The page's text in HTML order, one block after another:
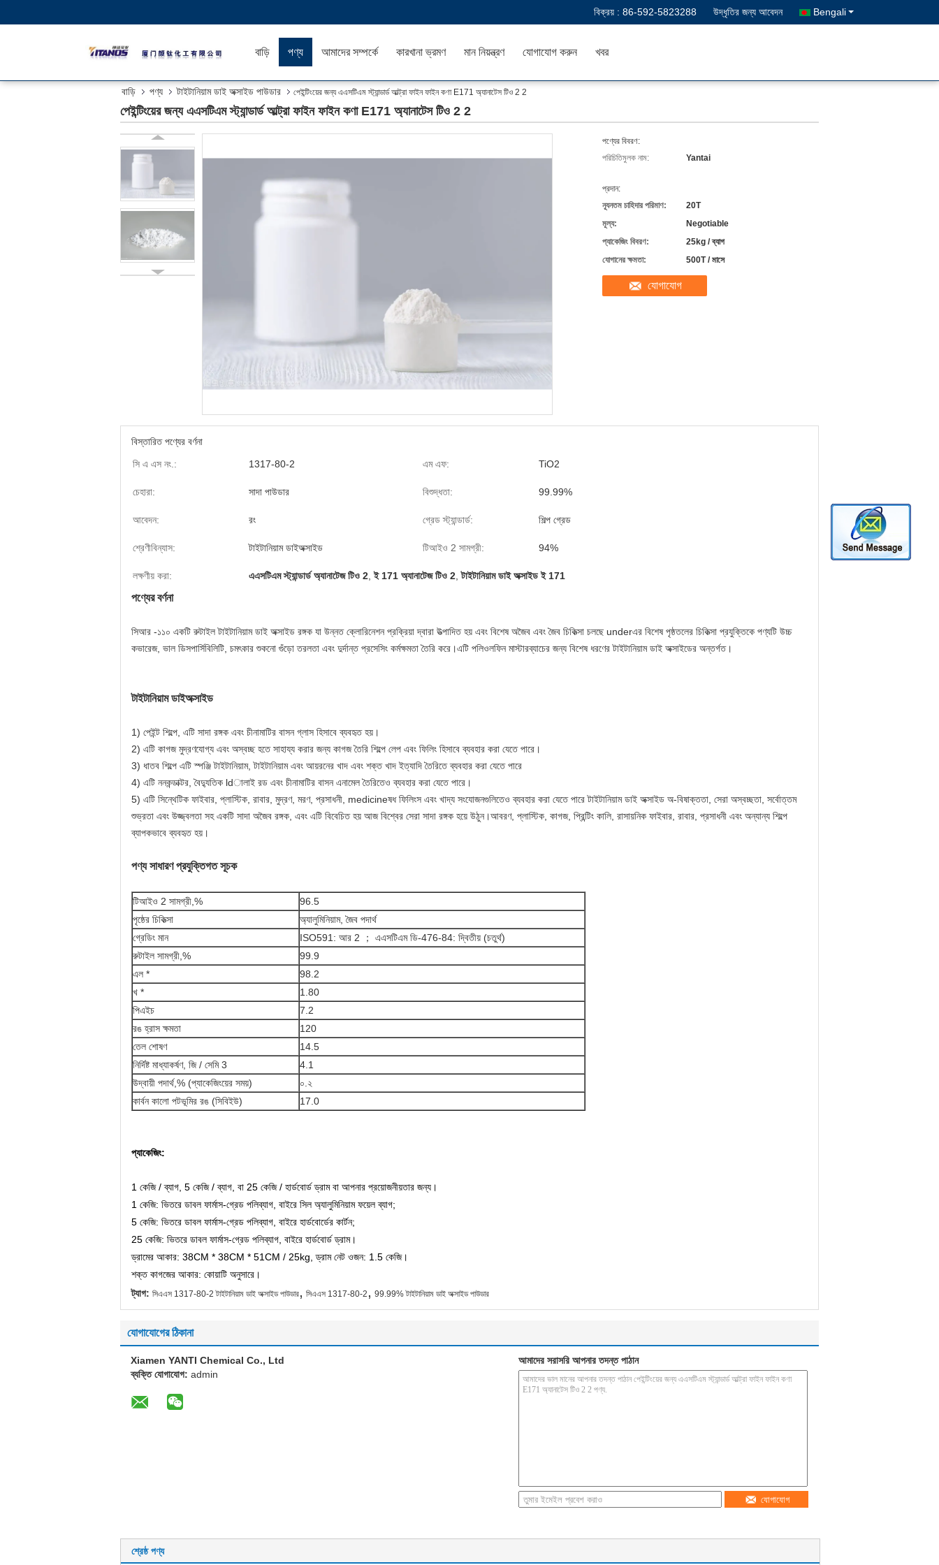
বিক্রয় : 86-592-5823288 উদ্ধৃতির জন্য আবেদন Bengali
বাড়ি পণ্য আমাদের সম্পর্কে কারখানা ভ্রমণ মান নিয়ন্ত্রণ যোগাযোগ করুন খবর
বাড়ি পণ্য টাইটানিয়াম ডাই অক্সাইড পাউডার পেইন্টিংয়ের জন্য এএসটিএম স্ট্যান্ডার্ড আল্ট্রা ফাইন ফাইন কণা E171 অ্যানাটেস টিও 2 2
পেইন্টিংয়ের জন্য এএসটিএম স্ট্যান্ডার্ড আল্ট্রা ফাইন ফাইন কণা E171 অ্যানাটেস টিও 2 2
পণ্যের বিবরণ:
পরিচিতিমুলক নাম:
Yantai
প্রদান:
ন্যূনতম চাহিদার পরিমাণ:
20T
মূল্য:
Negotiable
প্যাকেজিং বিবরণ:
25kg / ব্যাগ
যোগানের ক্ষমতা:
500T / মাসে
যোগাযোগ
বিস্তারিত পণ্যের বর্ণনা
সি এ এস নং.:
1317-80-2 এম এফ: TiO2
চেহারা: সাদা পাউডার বিশুদ্ধতা: 99.99%
আবেদন: রং গ্রেড স্ট্যান্ডার্ড: শিল্প গ্রেড
শ্রেণীবিন্যাস: টাইটানিয়াম ডাইঅক্সাইড টিআইও 2 সামগ্রী: 94%
লক্ষণীয় করা: এএসটিএম স্ট্যান্ডার্ড অ্যানাটেজ টিও 2 ,ই 171 অ্যানাটেজ টিও 2 ,টাইটানিয়াম ডাই অক্সাইড ই 171
পণ্যের বর্ণনা
সিআর -১১০ একটি রুটাইল টাইটানিয়াম ডাই অক্সাইড রঙ্গক যা উন্নত ক্লোরিনেশন প্রক্রিয়া দ্বারা উত্পাদিত হয় এবং বিশেষ অজৈব এবং জৈব চিকিত্সা চলছে underএর বিশেষ পৃষ্ঠতলের চিকিত্সা প্রযুক্তিকে পণ্যটি উচ্চ
কভারেজ, ভাল ডিসপার্সিবিলিটি, চমৎকার শুকনো গুঁড়ো তরলতা এবং দুর্দান্ত প্রসেসিং কর্মক্ষমতা তৈরি করে।এটি পলিওলফিন মাস্টারব্যাচের জন্য বিশেষ ধরণের টাইটানিয়াম ডাই অক্সাইডের অন্তর্গত।
টাইটানিয়াম ডাইঅক্সাইড
1) পেইন্ট শিল্পে, এটি সাদা রঙ্গক এবং চীনামাটির বাসন গ্লাস হিসাবে ব্যবহৃত হয়।
2) এটি কাগজ মুদ্রণযোগ্য এবং অস্বচ্ছ হতে সাহায্য করার জন্য কাগজ তৈরি শিল্পে লেপ এবং ফিলিং হিসাবে ব্যবহার করা যেতে পারে।
3) ধাতব শিল্পে এটি স্পঞ্জি টাইটানিয়াম, টাইটানিয়াম এবং আয়রনের খাদ এবং শক্ত খাদ ইত্যাদি তৈরিতে ব্যবহার করা যেতে পারে
4) এটি ননকন্ডাক্টর, বৈদ্যুতিক ldালাই রড এবং চীনামাটির বাসন এনামেল তৈরিতেও ব্যবহার করা যেতে পারে।
5) এটি সিন্থেটিক ফাইবার, প্লাস্টিক, রাবার, মুদ্রণ, মরণ, প্রসাধনী, medicineষধ ফিলিংস এবং খাদ্য সংযোজনগুলিতেও ব্যবহার করা যেতে পারে টাইটানিয়াম ডাই অক্সাইড অ-বিষাক্ততা, সেরা অস্বচ্ছতা, সর্বোত্তম
শুভ্রতা এবং উজ্জ্বলতা সহ একটি সাদা অজৈব রঙ্গক, এবং এটি বিবেচিত হয় আজ বিশ্বের সেরা সাদা রঙ্গক হয়ে উঠুন।আবরণ, প্লাস্টিক, কাগজ, প্রিন্টিং কালি, রাসায়নিক ফাইবার, রাবার, প্রসাধনী এবং অন্যান্য শিল্পে
ব্যাপকভাবে ব্যবহৃত হয়।
পণ্য সাধারণ প্রযুক্তিগত সূচক
টিআইও 2 সামগ্রী,%
96.5
পৃষ্ঠের চিকিত্সা
অ্যালুমিনিয়াম, জৈব পদার্থ
গ্রেডিং মান
ISO591: আর 2 ； এএসটিএম ডি-476-84: দ্বিতীয় (চতুর্থ)
রুটাইল সামগ্রী,%
99.9
এল *
98.2
খ *
1.80
পিএইচ
7.2
রঙ হ্রাস ক্ষমতা
120
তেল শোষণ
14.5
নির্দিষ্ট মাধ্যাকর্ষণ, জি / সেমি 3
4.1
উদ্বায়ী পদার্থ,% (প্যাকেজিংয়ের সময়)
০.২
কার্বন কালো পটভূমির রঙ (সিবিইউ)
17.0
প্যাকেজিং:
1 কেজি / ব্যাগ, 5 কেজি / ব্যাগ, বা 25 কেজি / হার্ডবোর্ড ড্রাম বা আপনার প্রয়োজনীয়তার জন্য।
1 কেজি: ভিতরে ডাবল ফার্মাস-গ্রেড পলিব্যাগ, বাইরে সিল অ্যালুমিনিয়াম ফয়েল ব্যাগ;
5 কেজি: ভিতরে ডাবল ফার্মাস-গ্রেড পলিব্যাগ, বাইরে হার্ডবোর্ডের কার্টন;
25 কেজি: ভিতরে ডাবল ফার্মাস-গ্রেড পলিব্যাগ, বাইরে হার্ডবোর্ড ড্রাম।
ড্রামের আকার: 38CM * 38CM * 51CM / 25kg, ড্রাম নেট ওজন: 1.5 কেজি।
শক্ত কাগজের আকার: কোয়াটি অনুসারে।
ট্যাগ: সিএএস 1317-80-2 টাইটানিয়াম ডাই অক্সাইড পাউডার, সিএএস 1317-80-2 , 99.99% টাইটানিয়াম ডাই অক্সাইড পাউডার
যোগাযোগের ঠিকানা
Xiamen YANTI Chemical Co., Ltd
ব্যক্তি যোগাযোগ: admin
আমাদের সরাসরি আপনার তদন্ত পাঠান
যোগাযোগ
শ্রেষ্ঠ পণ্য